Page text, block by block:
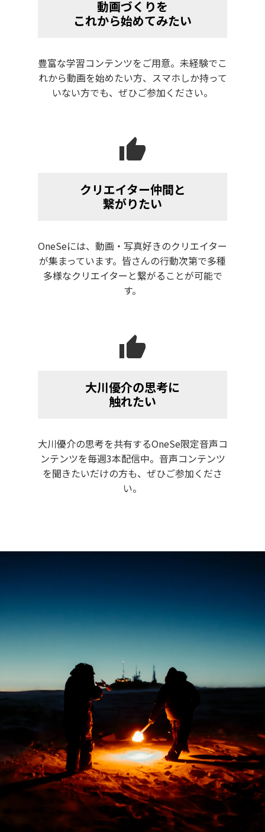
動画づくりを
これから始めてみたい
豊富な学習コンテンツをご用意。未経験でこ
れから動画を始めたい方、スマホしか持って
いない方でも、ぜひご参加ください。
thumb_up
クリエイター仲間と
繋がりたい
OneSeには、動画・写真好きのクリエイター
が集まっています。皆さんの行動次第で多種
多様なクリエイターと繋がることが可能で
す。
thumb_up
大川優介の思考に
触れたい
大川優介の思考を共有するOneSe限定音声コ
ンテンツを毎週3本配信中。音声コンテンツ
を聞きたいだけの方も、ぜひご参加くださ
い。